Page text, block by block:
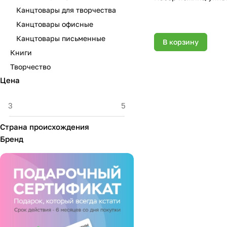
В корзину
Канцтовары для творчества
Канцтовары офисные
Канцтовары письменные
Книги
Творчество
Цена
Страна происхождения
Бренд